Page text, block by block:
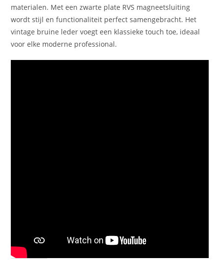
materialen. Met een zwarte plate RVS magneetsluiting
wordt stijl en functionaliteit perfect samengebracht. Het
vintage bruine leder voegt een klassieke touch toe, ideaal
voor elke moderne professional.